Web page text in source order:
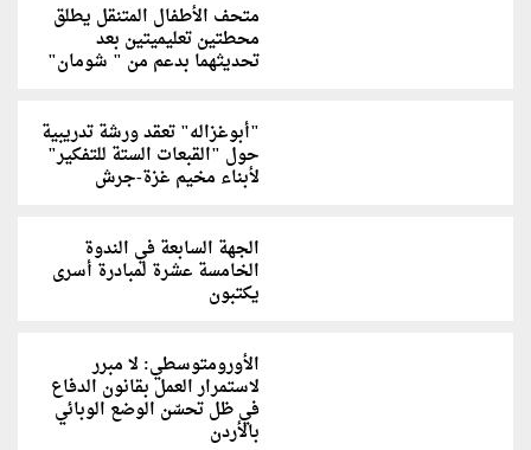
متحف الأطفال المتنقل يطلق
محطتين تعليميتين بعد
تحديثهما بدعم من " شومان"
"أبوغزاله" تعقد ورشة تدريبية
حول "القبعات الستة للتفكير"
لأبناء مخيم غزة-جرش
الجهة السابعة في الندوة
الخامسة عشرة لمبادرة أسرى
يكتبون
الأورومتوسطي: لا مبرر
لاستمرار العمل بقانون الدفاع
في ظل تحسّن الوضع الوبائي
بالأردن